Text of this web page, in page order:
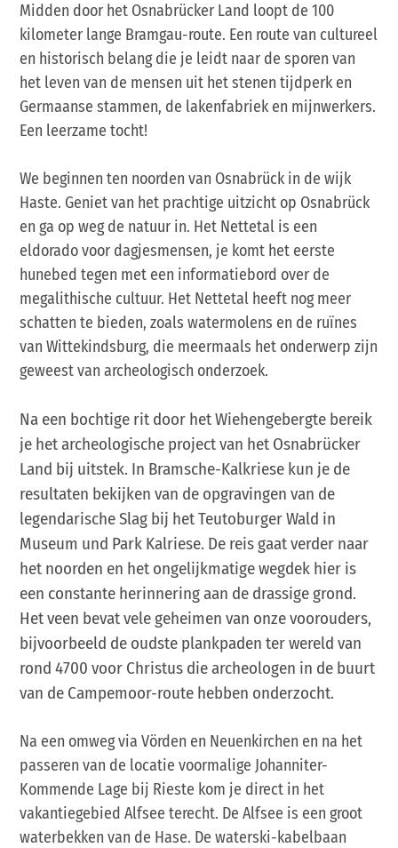
Midden door het Osnabrücker Land loopt de 100
kilometer lange Bramgau-route. Een route van cultureel
en historisch belang die je leidt naar de sporen van
het leven van de mensen uit het stenen tijdperk en
Germaanse stammen, de lakenfabriek en mijnwerkers.
Een leerzame tocht!
We beginnen ten noorden van Osnabrück in de wijk
Haste. Geniet van het prachtige uitzicht op Osnabrück
en ga op weg de natuur in. Het Nettetal is een
eldorado voor dagjesmensen, je komt het eerste
hunebed tegen met een informatiebord over de
megalithische cultuur. Het Nettetal heeft nog meer
schatten te bieden, zoals watermolens en de ruïnes
van Wittekindsburg, die meermaals het onderwerp zijn
geweest van archeologisch onderzoek.
Na een bochtige rit door het Wiehengebergte bereik
je het archeologische project van het Osnabrücker
Land bij uitstek. In Bramsche-Kalkriese kun je de
resultaten bekijken van de opgravingen van de
legendarische Slag bij het Teutoburger Wald in
Museum und Park Kalriese. De reis gaat verder naar
het noorden en het ongelijkmatige wegdek hier is
een constante herinnering aan de drassige grond.
Het veen bevat vele geheimen van onze voorouders,
bijvoorbeeld de oudste plankpaden ter wereld van
rond 4700 voor Christus die archeologen in de buurt
van de Campemoor-route hebben onderzocht.
Na een omweg via Vörden en Neuenkirchen en na het
passeren van de locatie voormalige Johanniter-
Kommende Lage bij Rieste kom je direct in het
vakantiegebied Alfsee terecht. De Alfsee is een groot
waterbekken van de Hase. De waterski-kabelbaan